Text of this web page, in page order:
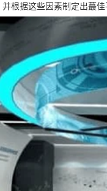
根据这些因素制定出蕞佳